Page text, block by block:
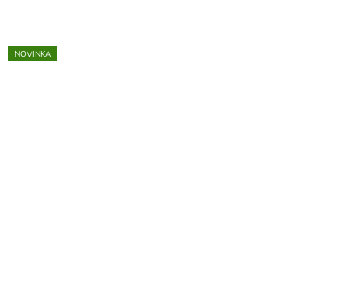
NOVINKA